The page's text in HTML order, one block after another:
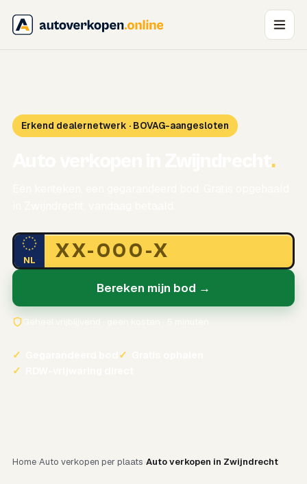
Erkend dealernetwerk · BOVAG-aangesloten
.
NL
Bereken mijn bod →
✓ ✓
✓
Home Auto verkopen per plaats Auto verkopen in Zwijndrecht